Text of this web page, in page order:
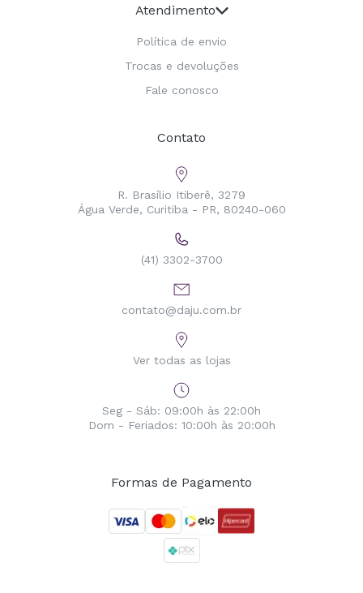
Atendimento
Política de envio
Trocas e devoluções
Fale conosco
Contato
R. Brasílio Itiberê, 3279
Água Verde, Curitiba - PR, 80240-060
(41) 3302-3700
contato@daju.com.br
Ver todas as lojas
Seg - Sáb: 09:00h às 22:00h
Dom - Feriados: 10:00h às 20:00h
Formas de Pagamento